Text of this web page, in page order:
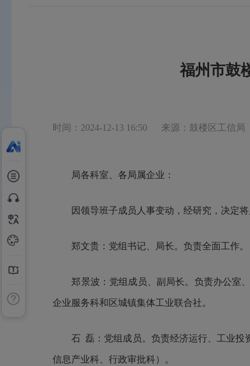
福州市鼓
时间：2024-12-13 16:50 来源：鼓楼区工信局
局各科室、各局属企业：
因领导班子成员人事变动，经研究，决定将
郑文贵：党组书记、局长。负责全面工作。
郑景波：党组成员、副局长。负责办公室、
企业服务科和区城镇集体工业联合社。
石 磊：党组成员。负责经济运行、工业投资
信息产业科、行政审批科）。